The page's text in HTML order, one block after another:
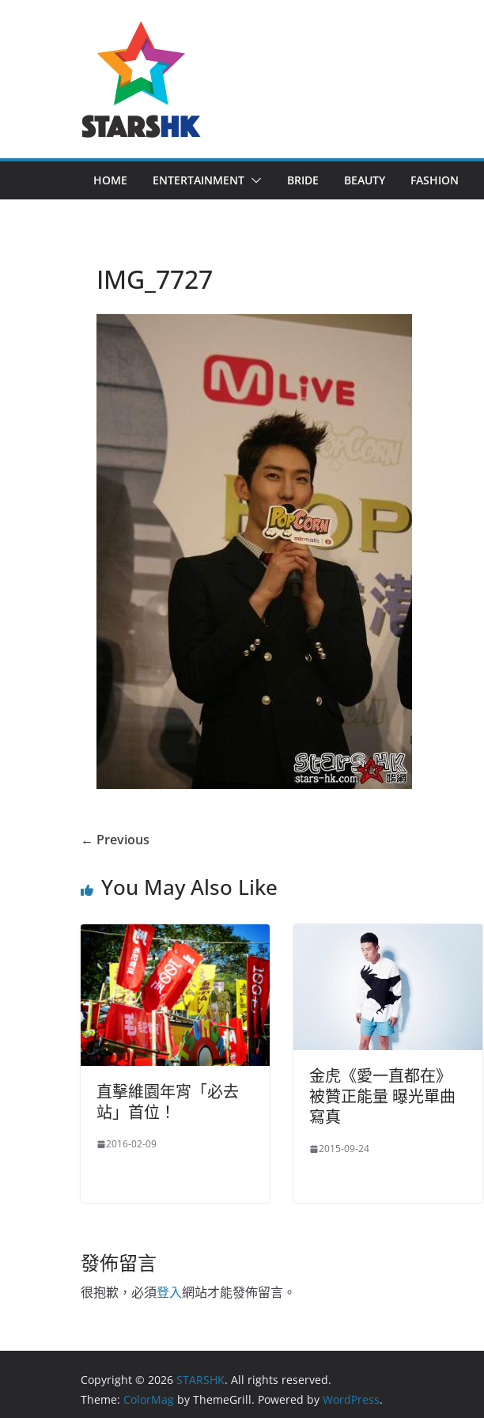
HOME ENTERTAINMENT BRIDE BEAUTY FASHION
IMG_7727
← Previous
You May Also Like
直擊維園年宵「必去
站」首位！
2016-02-09
金虎《愛一直都在》
被贊正能量 曝光單曲
寫真
2015-09-24
發佈留言
很抱歉，必須登入網站才能發佈留言。
Copyright © 2026 STARSHK. All rights reserved.
Theme: ColorMag by ThemeGrill. Powered by WordPress.